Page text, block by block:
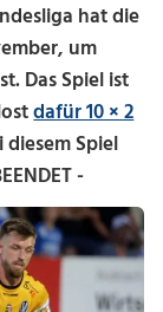
hat die
um
Das Spiel ist
dafür 10 × 2
Spiel
-